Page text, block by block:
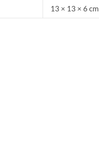
13 × 13 × 6 cm